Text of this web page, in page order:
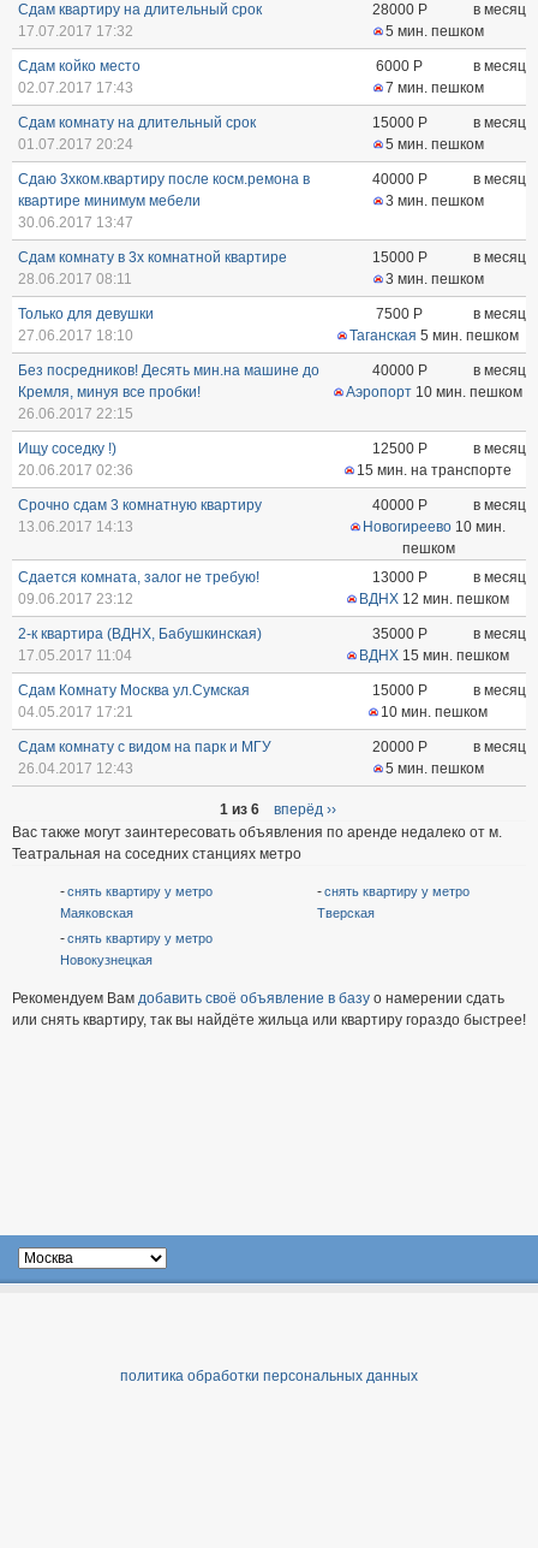
Сдам квартиру на длительный срок
17.07.2017 17:32
28000 Р
в месяц
5 мин. пешком
Сдам койко место
02.07.2017 17:43
6000 Р
в месяц
7 мин. пешком
Сдам комнату на длительный срок
01.07.2017 20:24
15000 Р
в месяц
5 мин. пешком
Сдаю 3хком.квартиру после косм.ремона в
квартире минимум мебели
30.06.2017 13:47
40000 Р
в месяц
3 мин. пешком
Сдам комнату в 3х комнатной квартире
28.06.2017 08:11
15000 Р
в месяц
3 мин. пешком
Только для девушки
27.06.2017 18:10
7500 Р
в месяц
Таганская 5 мин. пешком
Без посредников! Десять мин.на машине до
Кремля, минуя все пробки!
26.06.2017 22:15
40000 Р
в месяц
Аэропорт 10 мин. пешком
Ищу соседку !)
20.06.2017 02:36
12500 Р
в месяц
15 мин. на транспорте
Срочно сдам 3 комнатную квартиру
13.06.2017 14:13
40000 Р
в месяц
Новогиреево 10 мин.
пешком
Сдается комната, залог не требую!
09.06.2017 23:12
13000 Р
в месяц
ВДНХ 12 мин. пешком
2-к квартира (ВДНХ, Бабушкинская)
17.05.2017 11:04
35000 Р
в месяц
ВДНХ 15 мин. пешком
Сдам Комнату Москва ул.Сумская
04.05.2017 17:21
15000 Р
в месяц
10 мин. пешком
Сдам комнату с видом на парк и МГУ
26.04.2017 12:43
20000 Р
в месяц
5 мин. пешком
1 из 6
вперёд ››
Вас также могут заинтересовать объявления по аренде недалеко от м.
Театральная на соседних станциях метро
снять квартиру у метро
Маяковская
снять квартиру у метро
Тверская
снять квартиру у метро
Новокузнецкая
Рекомендуем Вам добавить своё объявление в базу о намерении сдать
или снять квартиру, так вы найдёте жильца или квартиру гораздо быстрее!
политика обработки персональных данных